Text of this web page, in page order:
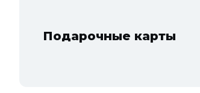
Подарочные карты